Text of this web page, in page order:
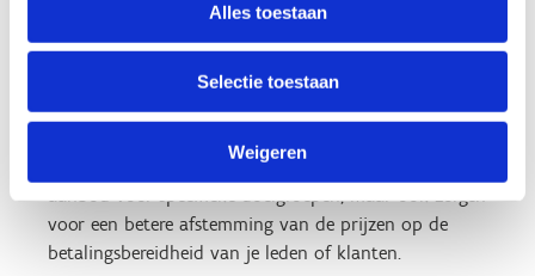
Alles toestaan
Selectie toestaan
Weigeren
wordt onderzocht hoe sportclubs kunnen omgaan met
meerdere prijsniveaus. Concreet dagen we je uit om je
huidige prijsstrategie te analyseren en de mogelijke
parameters te bespreken waarmee gedifferentieerd kan
Dit zal niet alleen leiden tot een laagdrempeliger
aanbod voor specifieke doelgroepen, maar ook zorgen
voor een betere afstemming van de prijzen op de
betalingsbereidheid van je leden of klanten.